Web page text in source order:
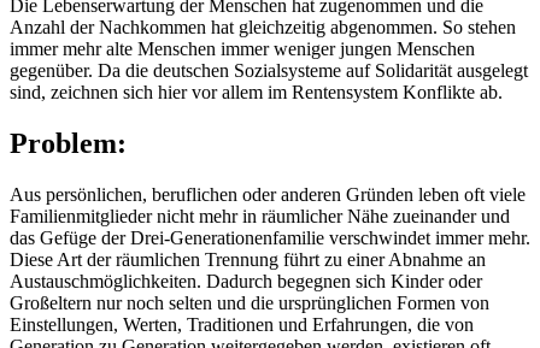
Die Lebenserwartung der Menschen hat zugenommen und die
Anzahl der Nachkommen hat gleichzeitig abgenommen. So stehen
immer mehr alte Menschen immer weniger jungen Menschen
gegenüber. Da die deutschen Sozialsysteme auf Solidarität ausgelegt
sind, zeichnen sich hier vor allem im Rentensystem Konflikte ab.
Problem:
Aus persönlichen, beruflichen oder anderen Gründen leben oft viele
Familienmitglieder nicht mehr in räumlicher Nähe zueinander und
das Gefüge der Drei-Generationenfamilie verschwindet immer mehr.
Diese Art der räumlichen Trennung führt zu einer Abnahme an
Austauschmöglichkeiten. Dadurch begegnen sich Kinder oder
Großeltern nur noch selten und die ursprünglichen Formen von
Einstellungen, Werten, Traditionen und Erfahrungen, die von